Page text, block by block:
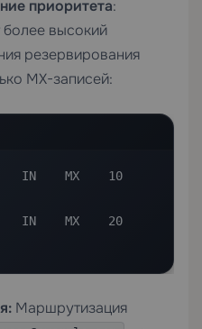
приоритета:
высокий
резервирования
MX-записей:
IN    MX    10
IN    MX    20
Маршрутизация